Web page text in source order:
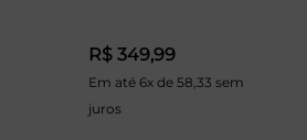
R$ 349,99
Em até 6x de 58,33 sem
juros